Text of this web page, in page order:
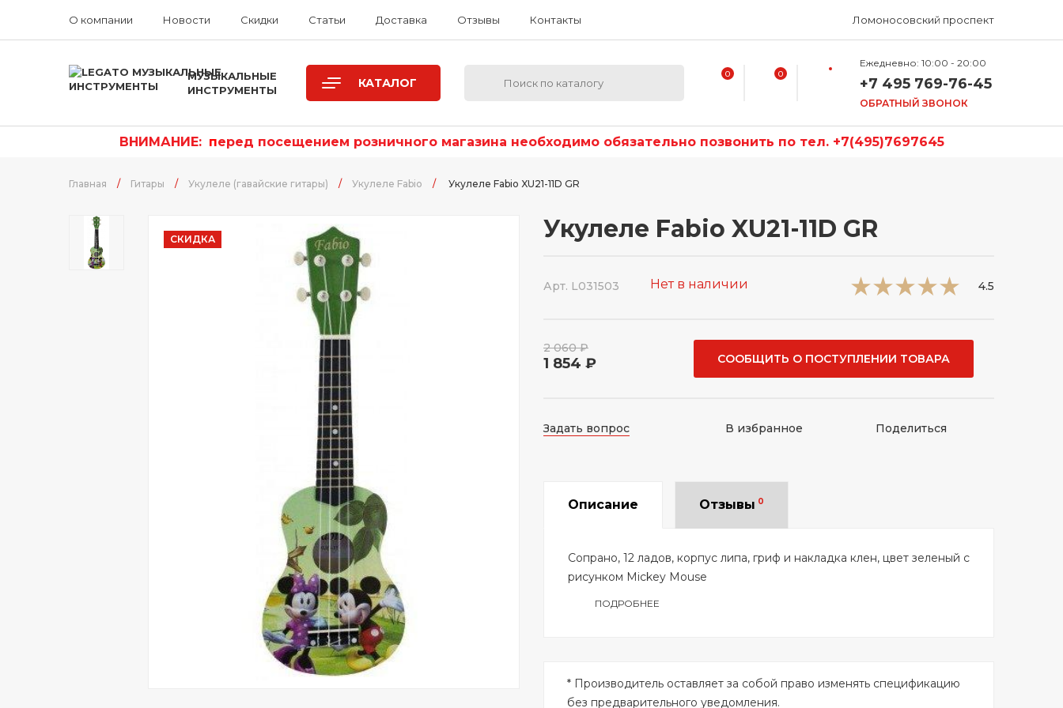
О компании Новости Скидки Статьи Доставка Отзывы Контакты Ломоносовский проспект
МУЗЫКАЛЬНЫЕ
ИНСТРУМЕНТЫ
КАТАЛОГ
0 0
Ежедневно: 10:00 - 20:00
+7 495 769-76-45
ОБРАТНЫЙ ЗВОНОК
ВНИМАНИЕ: перед посещением розничного магазина необходимо обязательно позвонить по тел. +7(495)7697645
Главная / Гитары / Укулеле (гавайские гитары) / Укулеле Fabio / Укулеле Fabio XU21-11D GR
СКИДКА Укулеле Fabio XU21-11D GR
Арт. L031503 Нет в наличии 4.5
2 060 ₽
1 854 ₽ СООБЩИТЬ О ПОСТУПЛЕНИИ ТОВАРА
Задать вопрос В избранное Поделиться
Описание Отзывы 0
Сопрано, 12 ладов, корпус липа, гриф и накладка клен, цвет зеленый c
рисунком Mickey Mouse
ПОДРОБНЕЕ
* Производитель оставляет за собой право изменять спецификацию
без предварительного уведомления.